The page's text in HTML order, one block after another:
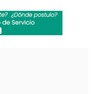
Las Condes